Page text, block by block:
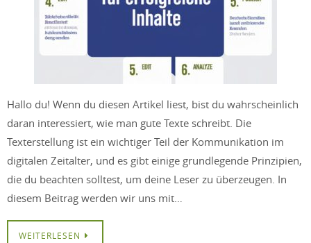
Hallo du! Wenn du diesen Artikel liest, bist du wahrscheinlich
daran interessiert, wie man gute Texte schreibt. Die
Texterstellung ist ein wichtiger Teil der Kommunikation im
digitalen Zeitalter, und es gibt einige grundlegende Prinzipien,
die du beachten solltest, um deine Leser zu überzeugen. In
diesem Beitrag werden wir uns mit…
WEITERLESEN